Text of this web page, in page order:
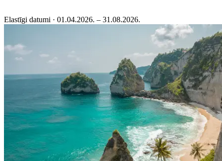
Elastīgi datumi · 01.04.2026. – 31.08.2026.